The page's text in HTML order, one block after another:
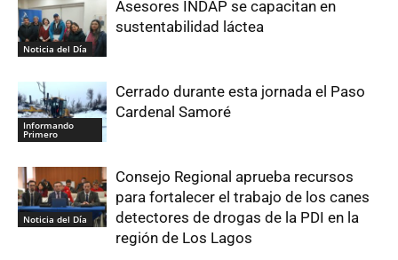
Noticia del Día
Asesores INDAP se capacitan en
sustentabilidad láctea
Informando
Primero
Cerrado durante esta jornada el Paso
Cardenal Samoré
Noticia del Día
Consejo Regional aprueba recursos
para fortalecer el trabajo de los canes
detectores de drogas de la PDI en la
región de Los Lagos